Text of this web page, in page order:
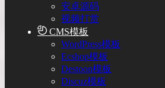
安卓源码
视频打赏
CMS模板
WordPress模板
Ecshop模板
Destoon模板
Discuz模板